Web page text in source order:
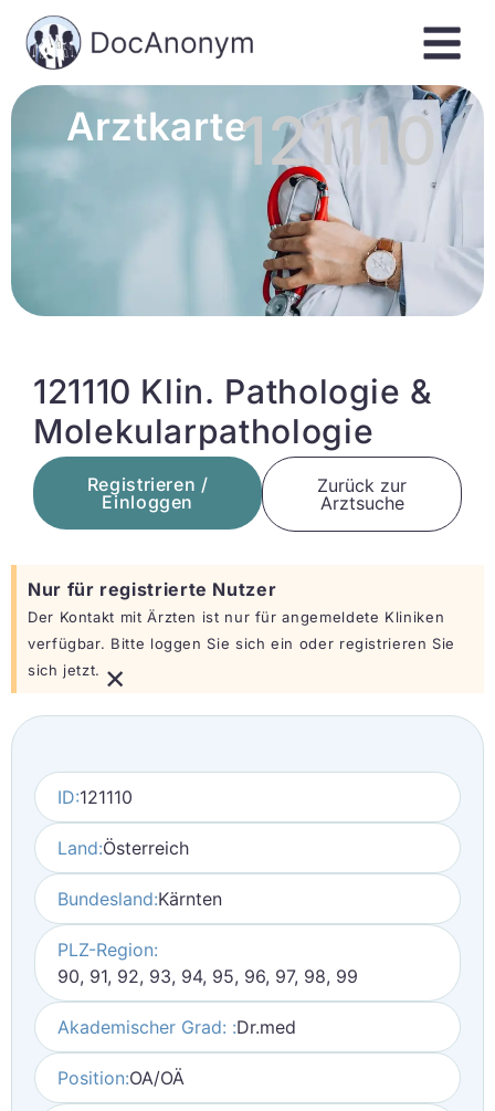
Arztkarte121110
121110 Klin. Pathologie &
Molekularpathologie
Registrieren /
Einloggen
Zurück zur
Arztsuche
Nur für registrierte Nutzer
Der Kontakt mit Ärzten ist nur für angemeldete Kliniken
verfügbar. Bitte loggen Sie sich ein oder registrieren Sie
sich jetzt. ×
ID:121110
Land:Österreich
Bundesland:Kärnten
PLZ-Region:
90, 91, 92, 93, 94, 95, 96, 97, 98, 99
Akademischer Grad: :Dr.med
Position:OA/OÄ